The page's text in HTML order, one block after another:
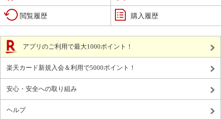
閲覧履歴 購入履歴
アプリのご利用で最大1000ポイント！
楽天カード新規入会＆利用で5000ポイント！
安心・安全への取り組み
ヘルプ